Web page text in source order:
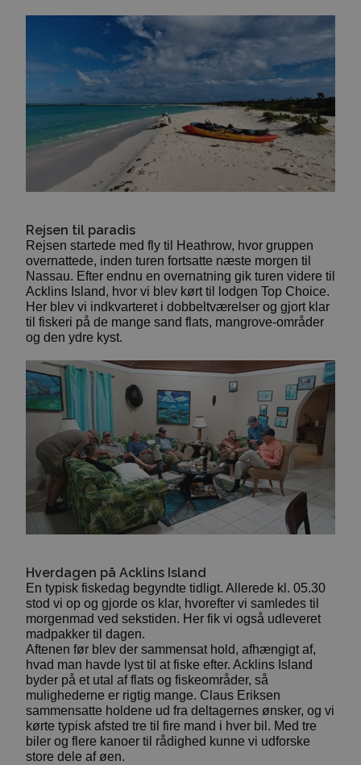
Rejsen til paradis
Rejsen startede med fly til Heathrow, hvor gruppen
overnattede, inden turen fortsatte næste morgen til
Nassau. Efter endnu en overnatning gik turen videre til
Acklins Island, hvor vi blev kørt til lodgen Top Choice.
Her blev vi indkvarteret i dobbeltværelser og gjort klar
til fiskeri på de mange sand flats, mangrove-områder
og den ydre kyst.
Hverdagen på Acklins Island
En typisk fiskedag begyndte tidligt. Allerede kl. 05.30
stod vi op og gjorde os klar, hvorefter vi samledes til
morgenmad ved sekstiden. Her fik vi også udleveret
madpakker til dagen.
Aftenen før blev der sammensat hold, afhængigt af,
hvad man havde lyst til at fiske efter. Acklins Island
byder på et utal af flats og fiskeområder, så
mulighederne er rigtig mange. Claus Eriksen
sammensatte holdene ud fra deltagernes ønsker, og vi
kørte typisk afsted tre til fire mand i hver bil. Med tre
biler og flere kanoer til rådighed kunne vi udforske
store dele af øen.